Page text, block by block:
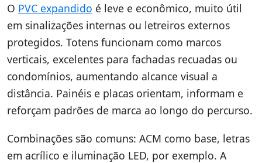
O PVC expandido é leve e econômico, muito útil
em sinalizações internas ou letreiros externos
protegidos. Totens funcionam como marcos
verticais, excelentes para fachadas recuadas ou
condomínios, aumentando alcance visual a
distância. Painéis e placas orientam, informam e
reforçam padrões de marca ao longo do percurso.
Combinações são comuns: ACM como base, letras
em acrílico e iluminação LED, por exemplo. A